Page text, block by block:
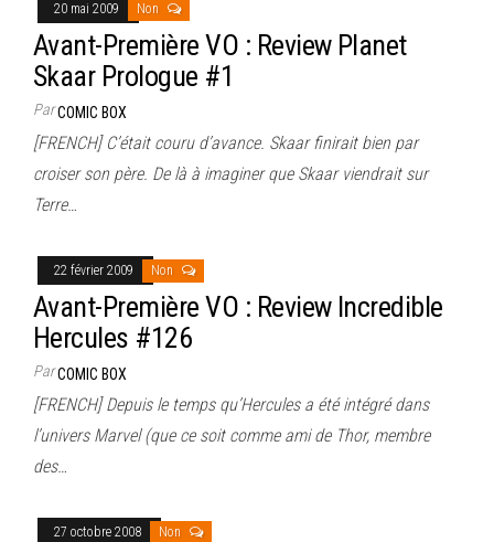
20 mai 2009 Non
Avant-Première VO : Review Planet
Skaar Prologue #1
ParCOMIC BOX
[FRENCH] C’était couru d’avance. Skaar finirait bien par
croiser son père. De là à imaginer que Skaar viendrait sur
Terre…
22 février 2009 Non
Avant-Première VO : Review Incredible
Hercules #126
ParCOMIC BOX
[FRENCH] Depuis le temps qu’Hercules a été intégré dans
l’univers Marvel (que ce soit comme ami de Thor, membre
des…
27 octobre 2008 Non